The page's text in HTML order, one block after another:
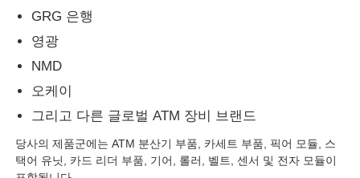
빌 수락자
지폐 분류기
지폐계수기
카드 프린터
GRG 은행
영광
NMD
오케이
그리고 다른 글로벌 ATM 장비 브랜드
당사의 제품군에는 ATM 분산기 부품, 카세트 부품, 픽어 모듈, 스
택어 유닛, 카드 리더 부품, 기어, 롤러, 벨트, 센서 및 전자 모듈이